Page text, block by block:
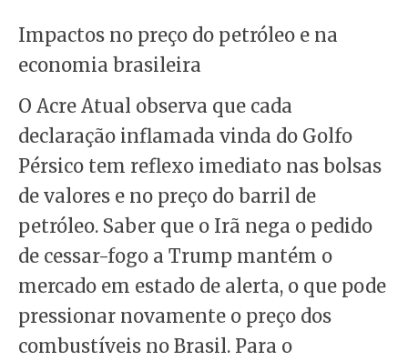
Impactos no preço do petróleo e na
economia brasileira
O Acre Atual observa que cada
declaração inflamada vinda do Golfo
Pérsico tem reflexo imediato nas bolsas
de valores e no preço do barril de
petróleo. Saber que o Irã nega o pedido
de cessar-fogo a Trump mantém o
mercado em estado de alerta, o que pode
pressionar novamente o preço dos
combustíveis no Brasil. Para o